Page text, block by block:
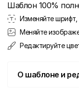
Шаблон 100%
Изменяйте шрифт,
Меняйте
Редактируйте
О шаблоне и